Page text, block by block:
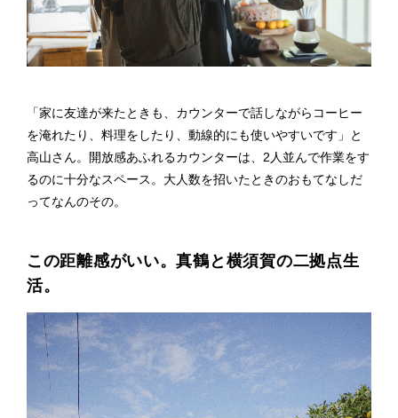
「家に友達が来たときも、カウンターで話しながらコーヒー
を淹れたり、料理をしたり、動線的にも使いやすいです」と
高山さん。開放感あふれるカウンターは、2人並んで作業をす
るのに十分なスペース。大人数を招いたときのおもてなしだ
ってなんのその。
この距離感がいい。真鶴と横須賀の二拠点生
活。